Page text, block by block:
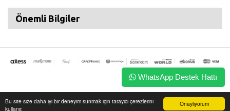
Onaylıyorum
Bu site size daha iyi bir deneyim sunmak için tarayıcı çerezlerini
kullanır.
Önemli Bilgiler
Her Hakkı Saklıdır. Bu sitede ki ürünler ve fiyatlar izinsiz başka
platformlarda paylaşılamaz.
WhatsApp Destek Hattı